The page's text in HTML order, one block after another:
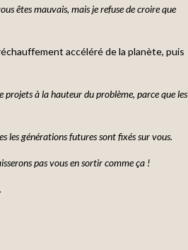
êtes mauvais, mais je refuse de croire que
accéléré de la planète, puis
projets à la hauteur du problème, parce que les
les générations futures sont fixés sur vous.
pas vous en sortir comme ça !